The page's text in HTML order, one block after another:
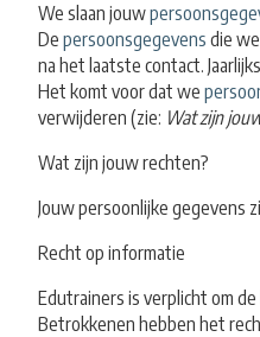
We slaan jouw
De persoonsgegevens die
na het laatste contact.
Het komt voor dat we
verwijderen (zie: Wat zijn
Wat zijn jouw rechten?
Jouw persoonlijke gegevens
Recht op informatie
Edutrainers is verplicht om
Betrokkenen hebben het